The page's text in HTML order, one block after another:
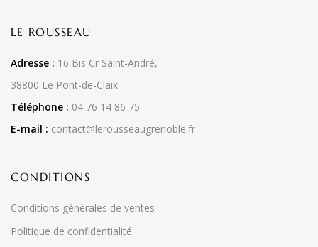
LE ROUSSEAU
Adresse : 16 Bis Cr Saint-André,
38800 Le Pont-de-Claix
Téléphone : 04 76 14 86 75
E-mail : contact@lerousseaugrenoble.fr
CONDITIONS
Conditions générales de ventes
Politique de confidentialité